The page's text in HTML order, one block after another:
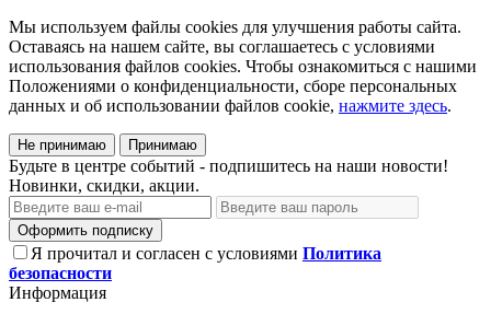
Мы используем файлы cookies для улучшения работы сайта.
Оставаясь на нашем сайте, вы соглашаетесь с условиями
использования файлов cookies. Чтобы ознакомиться с нашими
Положениями о конфиденциальности, сборе персональных
данных и об использовании файлов cookie, нажмите здесь.
Не принимаю Принимаю
Будьте в центре событий - подпишитесь на наши новости!
Новинки, скидки, акции.
Оформить подписку
Я прочитал и согласен с условиями Политика
безопасности
Информация